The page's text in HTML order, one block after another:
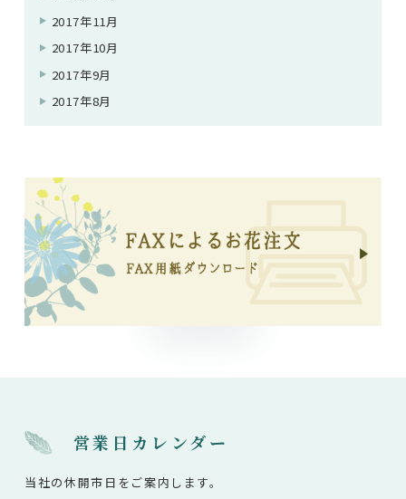
2017年11月
2017年10月
2017年9月
2017年8月
営業日カレンダー
当社の休開市日をご案内します。